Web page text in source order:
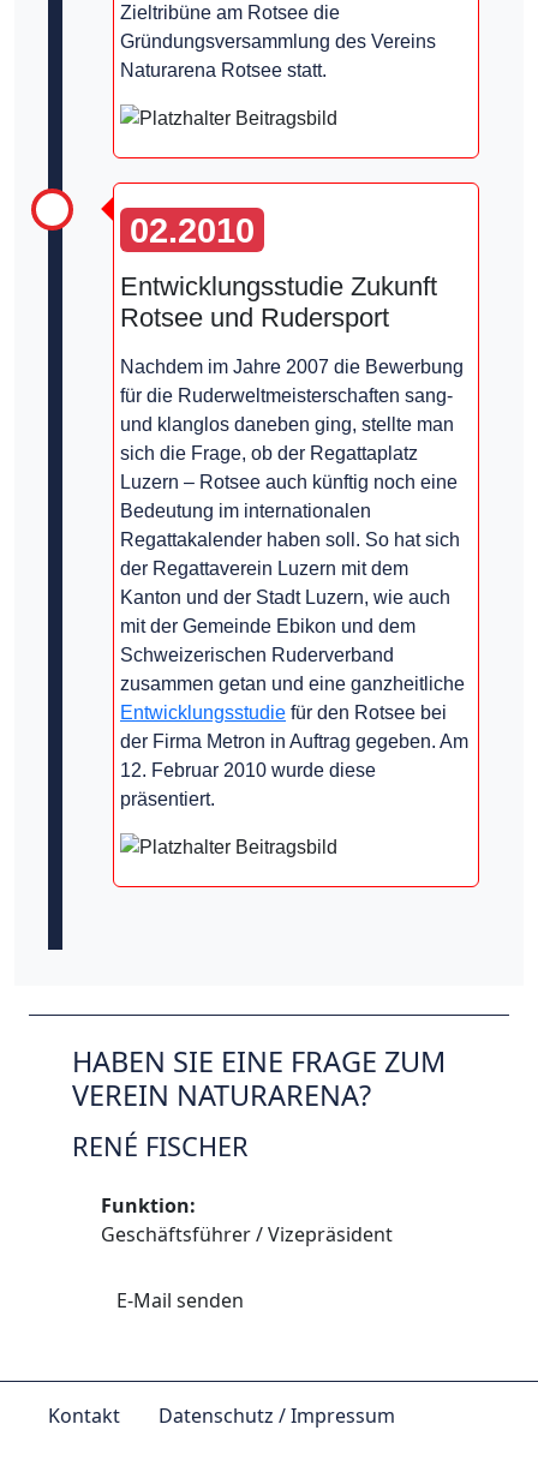
Zieltribüne am Rotsee die
Gründungsversammlung des Vereins
Naturarena Rotsee statt.
02.2010
Entwicklungsstudie Zukunft
Rotsee und Rudersport
Nachdem im Jahre 2007 die Bewerbung
für die Ruderweltmeisterschaften sang-
und klanglos daneben ging, stellte man
sich die Frage, ob der Regattaplatz
Luzern – Rotsee auch künftig noch eine
Bedeutung im internationalen
Regattakalender haben soll. So hat sich
der Regattaverein Luzern mit dem
Kanton und der Stadt Luzern, wie auch
mit der Gemeinde Ebikon und dem
Schweizerischen Ruderverband
zusammen getan und eine ganzheitliche
Entwicklungsstudie für den Rotsee bei
der Firma Metron in Auftrag gegeben. Am
12. Februar 2010 wurde diese
präsentiert.
HABEN SIE EINE FRAGE ZUM
VEREIN NATURARENA?
RENÉ FISCHER
Funktion:
Geschäftsführer / Vizepräsident
E-Mail senden
Kontakt Datenschutz / Impressum